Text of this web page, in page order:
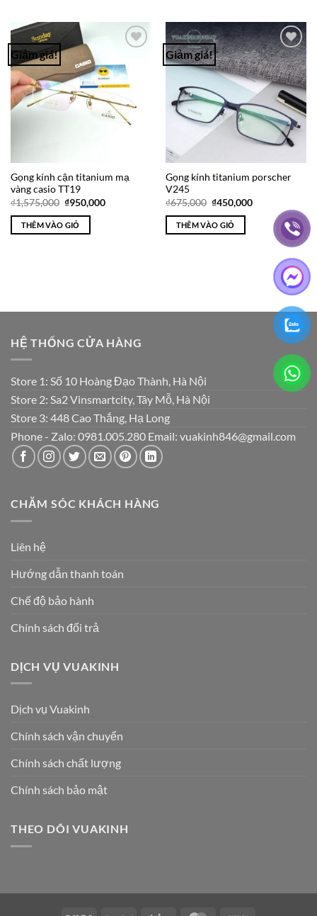
Giảm giá!
Wishlist
Gọng kính cận titanium mạ
vàng casio TT19
₫1,575,000 Giá
là:
₫1,575,000.
₫950,000Giá
THÊM VÀO GIỎ
Giảm giá!
Add to
Wishlist
Gọng kính titanium porscher
V245
₫675,000 Giá
là:
₫675,000.
₫450,000Giá
₫450,000.
THÊM VÀO GIỎ
HỆ THỐNG CỬA HÀNG
Store 1: Số 10 Hoàng Đạo Thành, Hà Nội
Store 2: Sa2 Vinsmartcity, Tây Mỗ, Hà Nội
Store 3: 448 Cao Thắng, Hạ Long
Phone - Zalo: 0981.005.280 Email: vuakinh846@gmail.com
CHĂM SÓC KHÁCH HÀNG
Liên hệ
Hướng dẫn thanh toán
Chế độ bảo hành
Chính sách đổi trả
DỊCH VỤ VUAKINH
Dịch vụ Vuakinh
Chính sách vận chuyển
Chính sách chất lượng
Chính sách bảo mật
THEO DÕI VUAKINH